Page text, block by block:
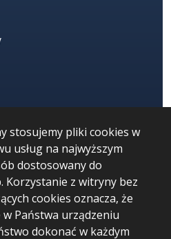
stosujemy pliki cookies w
usług na najwyższym
dostosowany do
Korzystanie z witryny bez
cookies oznacza, że
Państwa urządzeniu
dokonać w każdym